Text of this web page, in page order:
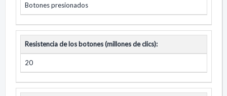
Botones presionados
Resistencia de los botones (millones de clics):
20